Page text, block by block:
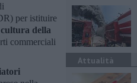
per istituire
della
commerciali
Attualità